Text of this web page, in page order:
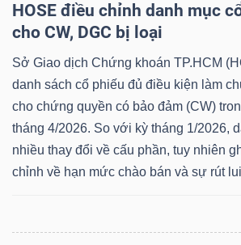
HOSE điều chỉnh danh mục
cho CW, DGC bị loại
Sở Giao dịch Chứng khoán TP.HCM
danh sách cổ phiếu đủ điều kiện làm
cho chứng quyền có bảo đảm (CW)
tháng 4/2026. So với kỳ tháng 1/2026,
nhiều thay đổi về cấu phần, tuy nhiên
chỉnh về hạn mức chào bán và sự rút